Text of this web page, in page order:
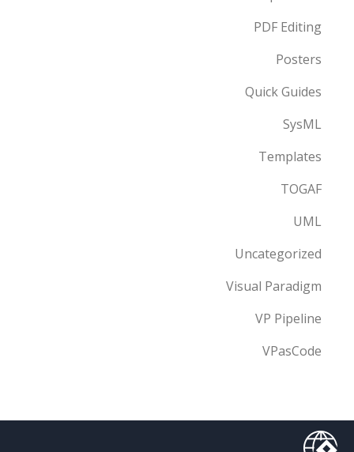
PDF Editing
Posters
Quick Guides
SysML
Templates
TOGAF
UML
Uncategorized
Visual Paradigm
VP Pipeline
VPasCode